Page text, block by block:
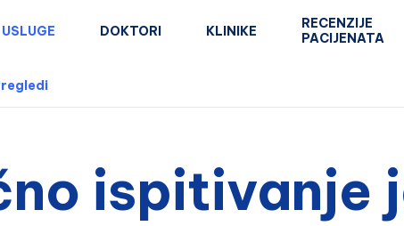
USLUGE DOKTORI KLINIKE
RECENZIJE
PACIJENATA
ispitivanje